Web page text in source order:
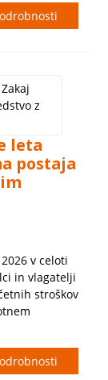
leta
postaja
v celoti
in vlagatelji
stroškov